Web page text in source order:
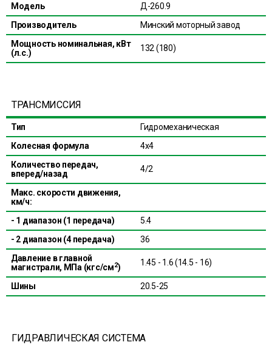
Модель
Д-260.9
Производитель
Минский моторный завод
Мощность номинальная, кВт
(л.с.)
132 (180)
ТРАНСМИССИЯ
Тип
Гидромеханическая
Колесная формула
4х4
Количество передач,
вперед/назад
4/2
Макс. скорости движения,
км/ч:
- 1 диапазон (1 передача)
5.4
- 2 диапазон (4 передача)
36
Давление в главной
магистрали, МПа (кгс/см2) 1.45 - 1.6 (14.5 - 16)
Шины 20.5-25
ГИДРАВЛИЧЕСКАЯ СИСТЕМА